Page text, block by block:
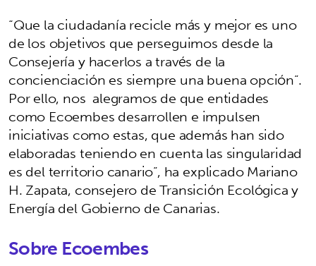
“Que la ciudadanía recicle más y mejor es uno
de los objetivos que perseguimos desde la
Consejería y hacerlos a través de la
concienciación es siempre una buena opción”.
Por ello, nos alegramos de que entidades
como Ecoembes desarrollen e impulsen
iniciativas como estas, que además han sido
elaboradas teniendo en cuenta las singularidad
es del territorio canario”, ha explicado Mariano
H. Zapata, consejero de Transición Ecológica y
Energía del Gobierno de Canarias.
Sobre Ecoembes